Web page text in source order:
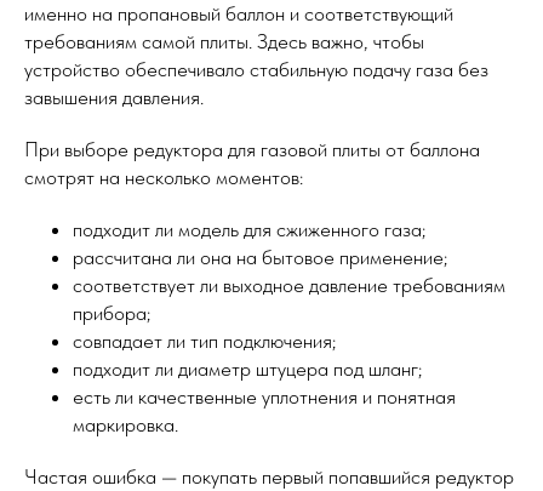
именно на пропановый баллон и соответствующий
требованиям самой плиты. Здесь важно, чтобы
устройство обеспечивало стабильную подачу газа без
завышения давления.
При выборе редуктора для газовой плиты от баллона
смотрят на несколько моментов:
подходит ли модель для сжиженного газа;
рассчитана ли она на бытовое применение;
соответствует ли выходное давление требованиям
прибора;
совпадает ли тип подключения;
подходит ли диаметр штуцера под шланг;
есть ли качественные уплотнения и понятная
маркировка.
Частая ошибка — покупать первый попавшийся редуктор